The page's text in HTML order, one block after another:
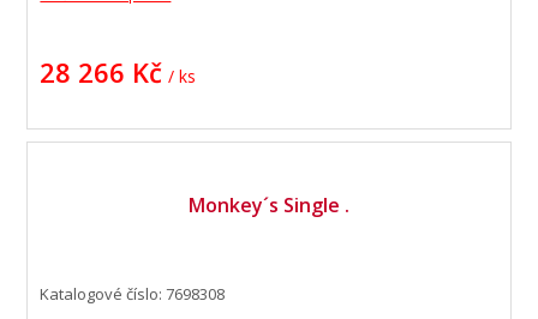
28 266 Kč / ks
Monkey´s Single .
Katalogové číslo: 7698308